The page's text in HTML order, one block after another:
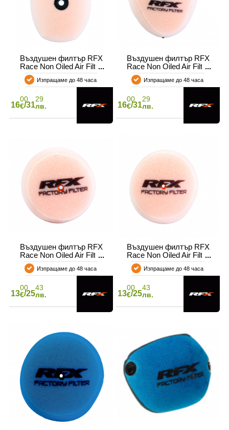
Въздушен филтър RFX
Race Non Oiled Air Filter
KTM/HUSQ/GASGAS 65
Изпращаме до 48 часа
16
00
€/31
29
лв.
Въздушен филтър RFX
Race Non Oiled Air Filter
KX 450F 16-18 250F 17-20
Изпращаме до 48 часа
16
00
€/31
29
лв.
Въздушен филтър RFX
Race Non Oiled Air Filter
KX 65 00-25
Изпращаме до 48 часа
13
00
€/25
43
лв.
Въздушен филтър RFX
Race Non Oiled Air Filter
KX 80
Изпращаме до 48 часа
13
00
€/25
43
лв.